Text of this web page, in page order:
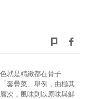
就是精緻都在骨子
套疊菜」舉例，由極其
次，風味則以原味與鮮